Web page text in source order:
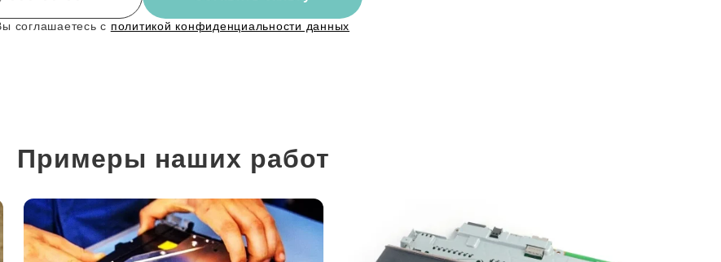
соглашаетесь с политикой конфиденциальности данных
Примеры наших работ